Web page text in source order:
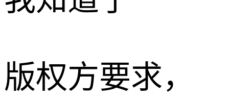
版权方要求，